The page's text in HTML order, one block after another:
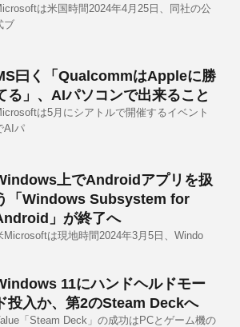
は米国時間2024年4月25日、同社の公
ブ
曰く「QualcommはAppleに勝
る」、AIパソコンで出来ること
は5月にシアトルで開催するイベント
AIパ
上でAndroidアプリを扱
「Windows Subsystem for
」が終了へ
Microsoftは現地時間2024年3月5日、Windo
11にハンドヘルドモー
ド投入か、第2のSteam Deckへ
「Steam Deck」の成功はPCとゲーム機の